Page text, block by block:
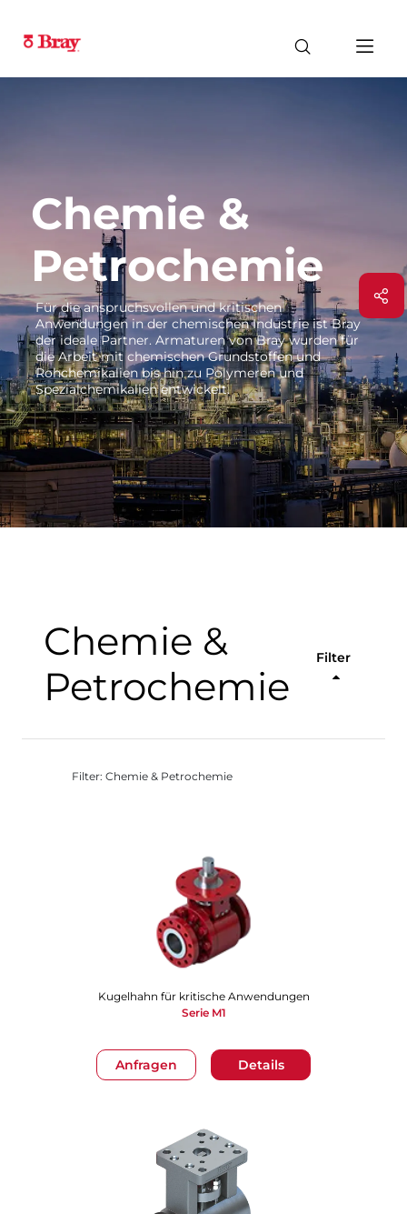
Chemie &
Petrochemie
Für die anspruchsvollen und kritischen
Anwendungen in der chemischen Industrie ist Bray
der ideale Partner. Armaturen von Bray wurden für
die Arbeit mit chemischen Grundstoffen und
Rohchemikalien bis hin zu Polymeren und
Spezialchemikalien entwickelt.
Chemie &
Petrochemie
Filter
Filter: Chemie & Petrochemie
Anfragen Details
Kugelhahn für kritische Anwendungen
Serie M1